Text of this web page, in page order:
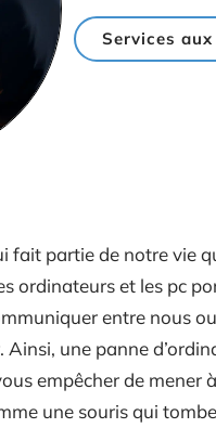
Services
fait partie de notre vie
ordinateurs et les pc
entre nous
Ainsi, une panne
empêcher de mener
une souris qui